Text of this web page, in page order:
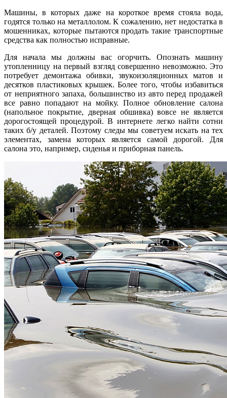
Машины, в которых даже на короткое время стояла вода,
годятся только на металлолом. К сожалению, нет недостатка в
мошенниках, которые пытаются продать такие транспортные
средства как полностью исправные.
Для начала мы должны вас огорчить. Опознать машину
утопленницу на первый взгляд совершенно невозможно. Это
потребует демонтажа обивки, звукоизоляционных матов и
десятков пластиковых крышек. Более того, чтобы избавиться
от неприятного запаха, большинство из авто перед продажей
все равно попадают на мойку. Полное обновление салона
(напольное покрытие, дверная обшивка) вовсе не является
дорогостоящей процедурой. В интернете легко найти сотни
таких б/у деталей. Поэтому следы мы советуем искать на тех
элементах, замена которых является самой дорогой. Для
салона это, например, сиденья и приборная панель.